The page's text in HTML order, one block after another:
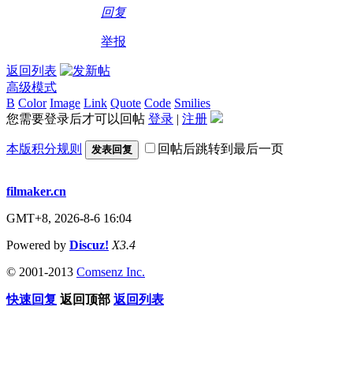
回复
举报
返回列表
高级模式
B Color Image Link Quote Code Smilies
您需要登录后才可以回帖 登录 | 注册
本版积分规则 发表回复 回帖后跳转到最后一页
filmaker.cn
GMT+8, 2026-8-6 16:04
Powered by Discuz! X3.4
© 2001-2013 Comsenz Inc.
快速回复 返回顶部 返回列表